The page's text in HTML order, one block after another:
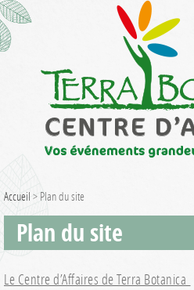
Accueil > Plan du site
Plan du site
Le Centre d’Affaires de Terra Botanica